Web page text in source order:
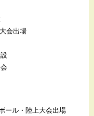
会出場
ール・陸上大会出場